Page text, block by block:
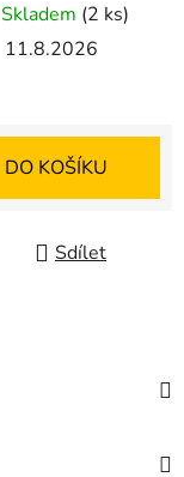
Skladem (2 ks)
11.8.2026
DO KOŠÍKU
Sdílet